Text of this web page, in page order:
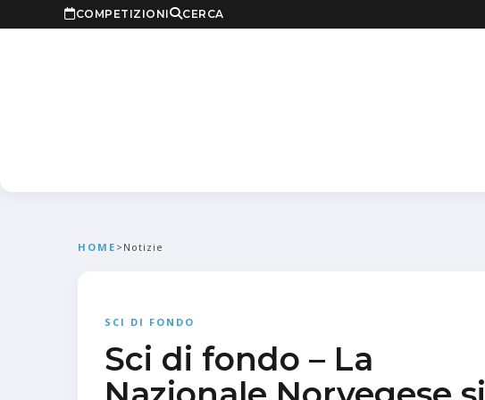
COMPETIZIONI CERCA
HOME > Notizie
SCI DI FONDO
Sci di fondo – La